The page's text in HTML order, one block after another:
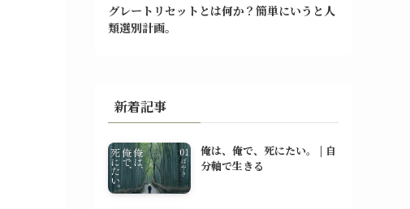
グレートリセットとは何か？簡単にいうと人
類選別計画。
新着記事
俺は、俺で、死にたい。 | 自
分軸で生きる